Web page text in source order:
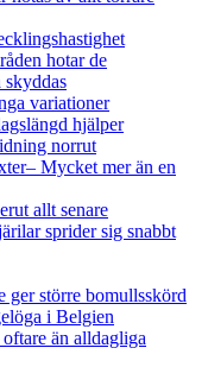
hotar de
skyddas
variationer
hjälper
norrut
Mycket mer än en
allt senare
sprider sig snabbt
ger större bomullsskörd
i Belgien
än alldagliga